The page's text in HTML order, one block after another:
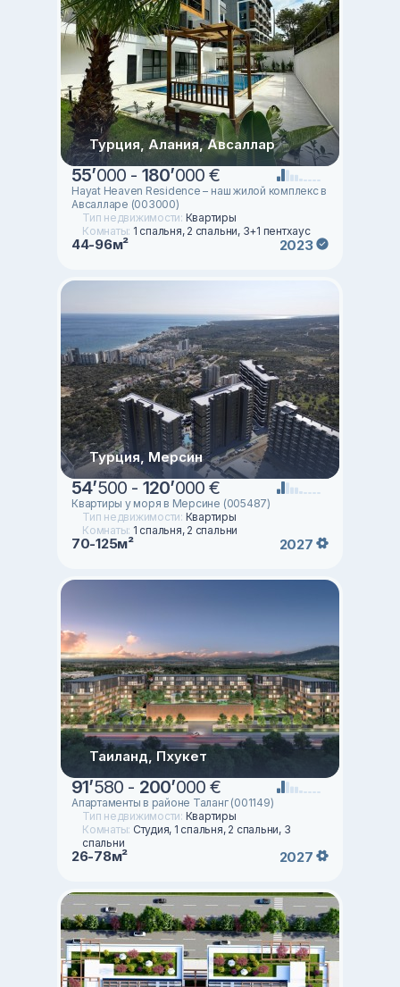
Турция, Алания, Авсаллар
55’000 - 180’000 €
Hayat Heaven Residence – наш жилой комплекс в
Авсалларе (003000)
Тип недвижимости: Квартиры
Комнаты: 1 спальня, 2 спальни, 3+1 пентхаус
44-96м² 2023
Турция, Мерсин
54’500 - 120’000 €
Квартиры у моря в Мерсине (005487)
Тип недвижимости: Квартиры
Комнаты: 1 спальня, 2 спальни
70-125м² 2027
Таиланд, Пхукет
91’580 - 200’000 €
Апартаменты в районе Таланг (001149)
Тип недвижимости: Квартиры
Комнаты: Студия, 1 спальня, 2 спальни, 3
спальни
26-78м² 2027